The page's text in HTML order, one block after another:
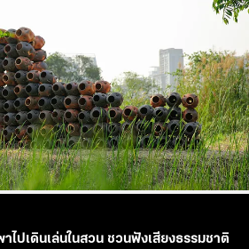
ปเดินเล่นในสวน ชวนฟังเสียงธรรมชาติ